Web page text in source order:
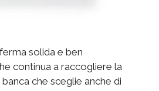
solida e ben
continua a raccogliere la
che sceglie anche di